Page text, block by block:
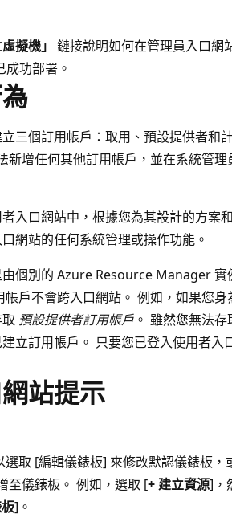
擬機」 鏈接說明如何在管理員入口網
功部署。
三個訂用帳戶：取用、預設提供者和
新增任何其他訂用帳戶，並在系統管
入口網站中，根據您為其設計的方案
網站的任何系統管理或操作功能。
個別的 Azure Resource Manager
戶不會跨入口網站。 例如，如果您身
預設提供者訂用帳戶 。 雖然您無法
立訂用帳戶。 只要您已登入使用者入
站提示
選取 [編輯儀錶板] 來修改默認儀錶板，
至儀錶板。 例如，選取 [+ 建立資源]，
]。